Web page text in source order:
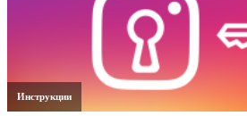
Инструкции